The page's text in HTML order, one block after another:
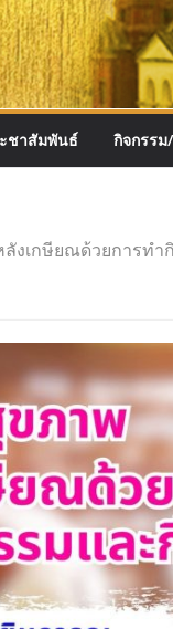
ชาสัมพันธ์ กิจกรรม
งเกษียณด้วยการทำ